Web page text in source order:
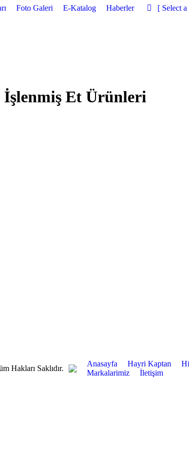
Foto Galeri E-Katalog Haberler [ Select
İşlenmiş Et Ürünleri
Hakları Saklıdır.
Anasayfa Hayri Kaptan
Markalarimiz
İletişim